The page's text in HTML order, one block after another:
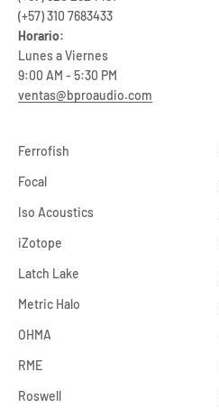
(+57) 310 7683433
Horario:
Lunes a Viernes
9:00 AM - 5:30 PM
ventas@bproaudio.com
Ferrofish
Focal
Iso Acoustics
iZotope
Latch Lake
Metric Halo
OHMA
RME
Roswell